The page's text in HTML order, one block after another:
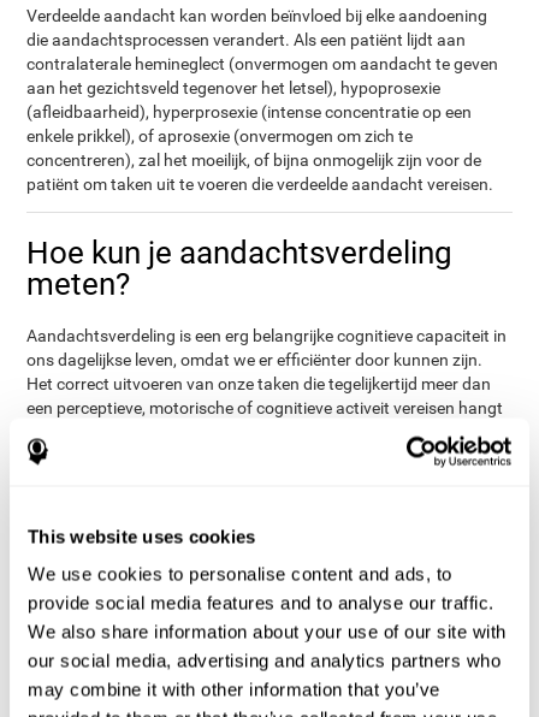
This website uses cookies
We use cookies to personalise content and ads, to
provide social media features and to analyse our traffic.
We also share information about your use of our site with
our social media, advertising and analytics partners who
may combine it with other information that you’ve
Verdeelde aandacht kan worden beïnvloed bij elke aandoening
die aandachtsprocessen verandert. Als een patiënt lijdt aan
contralaterale hemineglect (onvermogen om aandacht te geven
aan het gezichtsveld tegenover het letsel), hypoprosexie
(afleidbaarheid), hyperprosexie (intense concentratie op een
enkele prikkel), of aprosexie (onvermogen om zich te
concentreren), zal het moeilijk, of bijna onmogelijk zijn voor de
patiënt om taken uit te voeren die verdeelde aandacht vereisen.
Hoe kun je aandachtsverdeling
meten?
Aandachtsverdeling is een erg belangrijke cognitieve capaciteit in
ons dagelijkse leven, omdat we er efficiënter door kunnen zijn.
Het correct uitvoeren van onze taken die tegelijkertijd meer dan
een perceptieve, motorische of cognitieve activeit vereisen hangt
direct van onze aandachtsverdeling af. Het evalueren van
aandachtsverdeling kan nuttig zijn in bepaalde vakgebieden,
tijd nodig heeft om aantekeningen te maken of om bepaalde
patiënt meer tijd nodig om alle juiste informatie te verzamelen). In
al deze gebieden kan eencognitieve evaluatiedirect uitkomst
bieden en de gebruiker helpen zijn dagelijkse leven in een
Cognifit baseert zijn aandachtsverdelingstaken op de klassieke
Stroop Test. De Gelijktijdigheidstest evalueert niet alleen de